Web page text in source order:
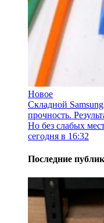
Новое
Складной
прочность.
Но без слабых
сегодня в 16:32
Последние